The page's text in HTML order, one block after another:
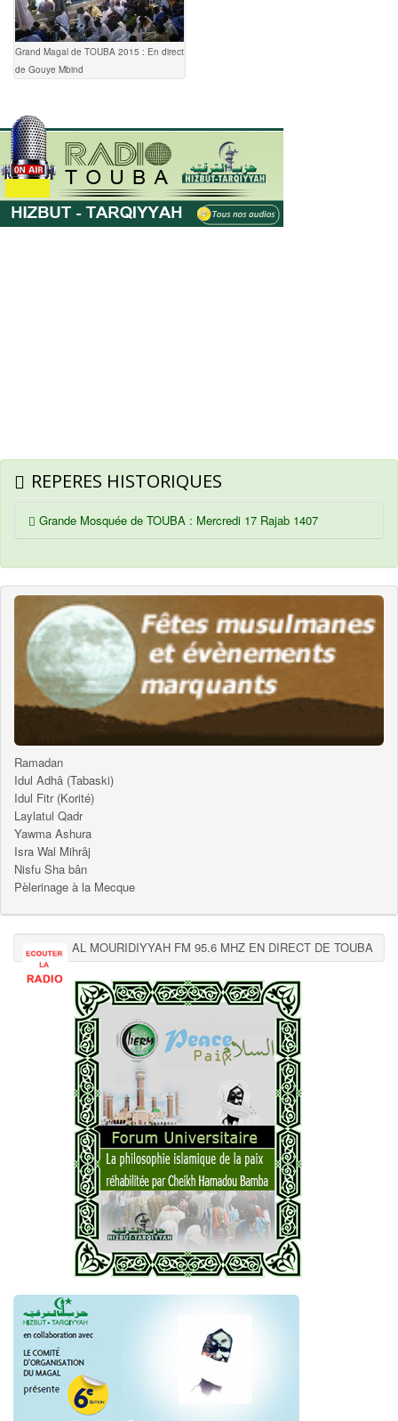
Grand Magal de TOUBA 2015 : En direct
de Gouye Mbind
REPERES HISTORIQUES
Grande Mosquée de TOUBA : Mercredi 17 Rajab 1407
Ramadan
Idul Adhâ (Tabaski)
Idul Fitr (Korité)
Laylatul Qadr
Yawma Ashura
Isra Wal Mihrâj
Nisfu Sha bân
Pèlerinage à la Mecque
AL MOURIDIYYAH FM 95.6 MHZ EN DIRECT DE TOUBA